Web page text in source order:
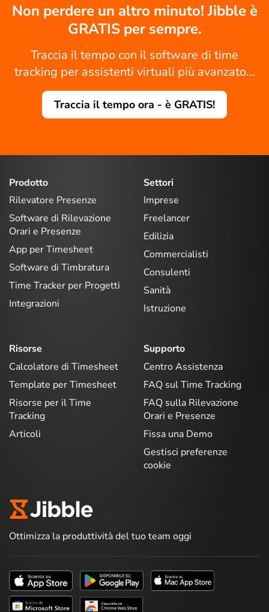
Non perdere un altro minuto! Jibble è
GRATIS per sempre.
Traccia il tempo con il software di time
tracking per assistenti virtuali più avanzato...
Traccia il tempo ora - è GRATIS!
Prodotto
Rilevatore Presenze
Software di Rilevazione
Orari e Presenze
App per Timesheet
Software di Timbratura
Time Tracker per Progetti
Integrazioni
Settori
Imprese
Freelancer
Edilizia
Commercialisti
Consulenti
Sanità
Istruzione
Risorse
Calcolatore di Timesheet
Template per Timesheet
Risorse per il Time
Tracking
Articoli
Supporto
Centro Assistenza
FAQ sul Time Tracking
FAQ sulla Rilevazione
Orari e Presenze
Fissa una Demo
Gestisci preferenze
cookie
Ottimizza la produttività del tuo team oggi